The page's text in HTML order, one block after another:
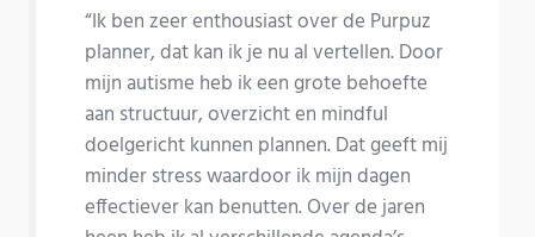
“Ik ben zeer enthousiast over de Purpuz
planner, dat kan ik je nu al vertellen. Door
mijn autisme heb ik een grote behoefte
aan structuur, overzicht en mindful
doelgericht kunnen plannen. Dat geeft mij
minder stress waardoor ik mijn dagen
effectiever kan benutten. Over de jaren